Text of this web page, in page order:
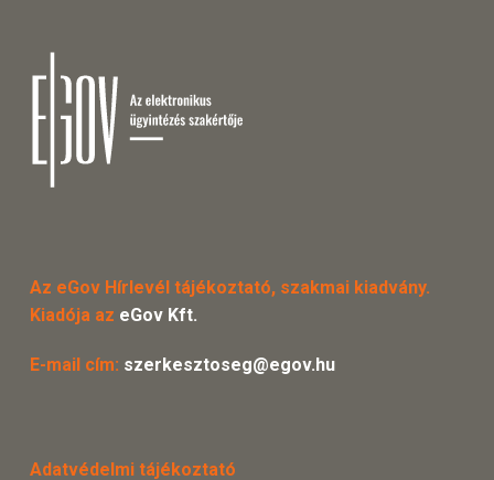
Az eGov Hírlevél tájékoztató, szakmai kiadvány.
Kiadója az eGov Kft.
E-mail cím: szerkesztoseg@egov.hu
Adatvédelmi tájékoztató